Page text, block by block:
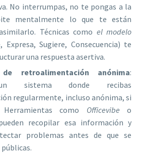
No interrumpas, no te pongas a la
mentalmente lo que te están
Técnicas como el modelo
Expresa, Sugiere, Consecuencia) te
una respuesta asertiva.
retroalimentación anónima:
sistema donde recibas
regularmente, incluso anónima, si
Herramientas como Officevibe o
recopilar esa información y
problemas antes de que se